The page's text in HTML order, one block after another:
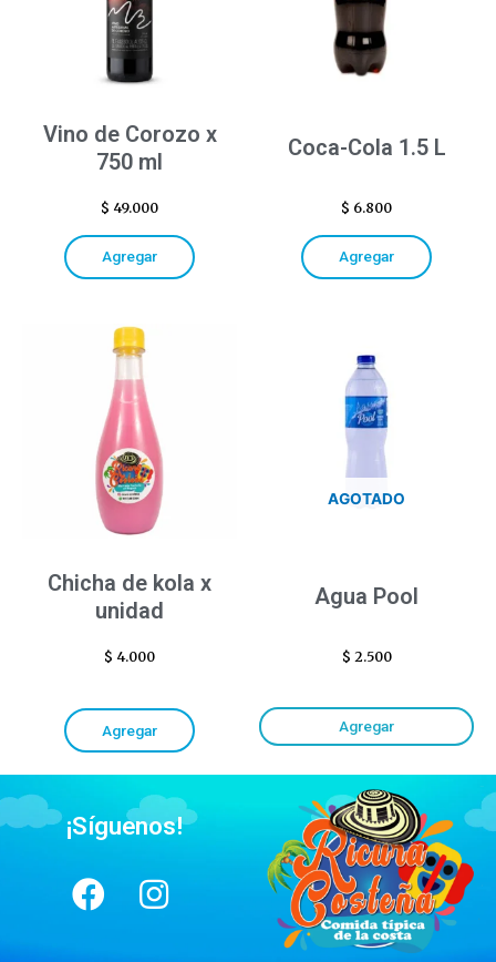
Vino de Corozo x
750 ml
$ 49.000
Agregar
Coca-Cola 1.5 L
$ 6.800
Agregar
Chicha de kola x
unidad
$ 4.000
Agregar
AGOTADO
Agua Pool
$ 2.500
Agregar
¡Síguenos!